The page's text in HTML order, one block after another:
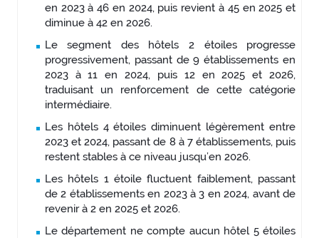
en 2023 à 46 en 2024, puis revient à 45 en 2025 et
diminue à 42 en 2026.
Le segment des hôtels 2 étoiles progresse
progressivement, passant de 9 établissements en
2023 à 11 en 2024, puis 12 en 2025 et 2026,
traduisant un renforcement de cette catégorie
intermédiaire.
Les hôtels 4 étoiles diminuent légèrement entre
2023 et 2024, passant de 8 à 7 établissements, puis
restent stables à ce niveau jusqu’en 2026.
Les hôtels 1 étoile fluctuent faiblement, passant
de 2 établissements en 2023 à 3 en 2024, avant de
revenir à 2 en 2025 et 2026.
Le département ne compte aucun hôtel 5 étoiles